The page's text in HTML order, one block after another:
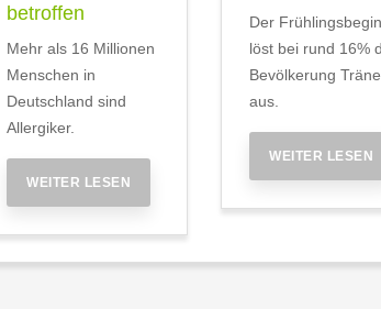
betroffen
Mehr als 16 Millionen
Menschen in
Deutschland sind
Allergiker.
WEITER LESEN
Der
löst bei rund 16%
Bevölkerung
aus.
WEITER LESEN